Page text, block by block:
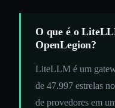
O que é o
OpenLegion?
LiteLLM é um
de 47.997 estrelas
de provedores em